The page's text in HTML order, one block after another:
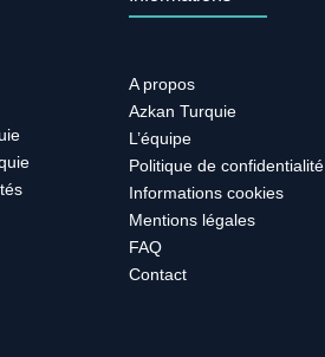
A propos
Azkan Turquie
L’équipe
Politique de confidentialité
Informations cookies
Mentions légales
FAQ
Contact